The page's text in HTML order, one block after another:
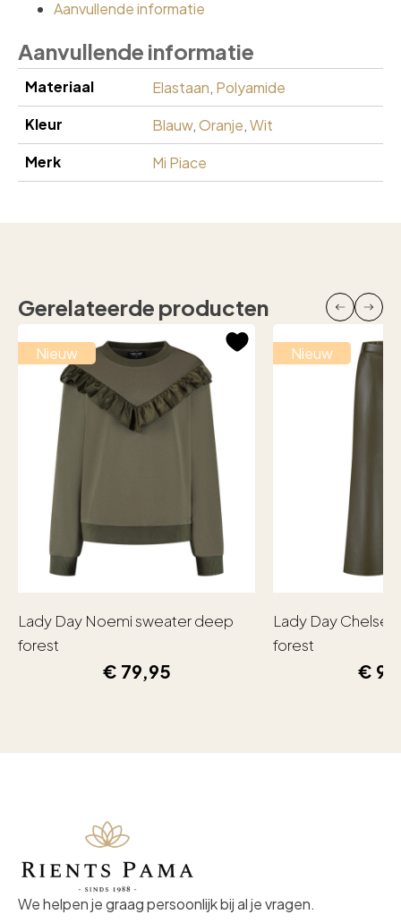
Aanvullende informatie
Aanvullende informatie
Materiaal Elastaan, Polyamide
Kleur
Blauw,Oranje,Wit
Merk
Mi Piace
Gerelateerde producten
Nieuw
Lady Day Noemi sweater deep
forest
€ 79,95
Nieuw
Lady Day
forest
€
We helpen je graag persoonlijk bij al je vragen.